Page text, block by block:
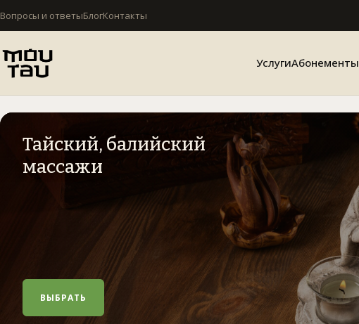
к
содержимому
Вопросы и ответыБлогКонтакты
УслугиАбонементы
Тайский, балийский
массажи
ВЫБРАТЬ